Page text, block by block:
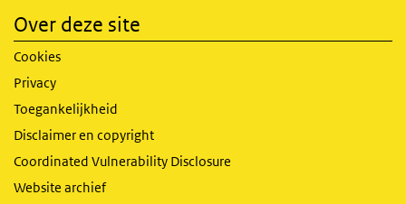
Over deze site
Cookies
Privacy
Toegankelijkheid
Disclaimer en copyright
Coordinated Vulnerability Disclosure
Website archief